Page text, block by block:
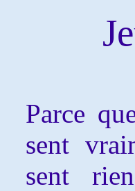
Parce
sent
sent